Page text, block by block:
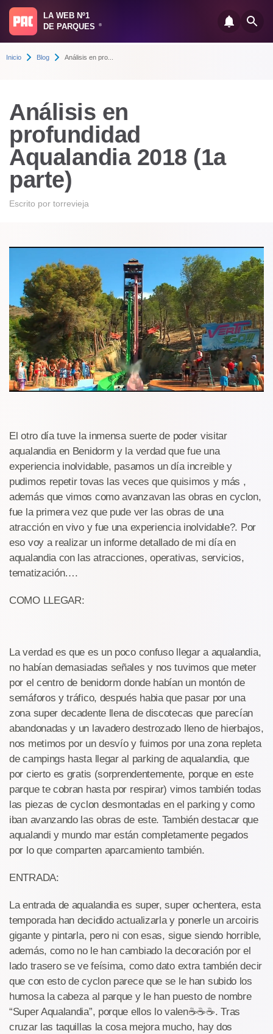
LA WEB Nº1
DE PARQUES
®
Inicio Blog Análisis en pro...
Análisis en
profundidad
Aqualandia 2018 (1a
parte)
Escrito por torrevieja
El otro día tuve la inmensa suerte de poder visitar
aqualandia en Benidorm y la verdad que fue una
experiencia inolvidable, pasamos un día increible y
pudimos repetir tovas las veces que quisimos y más ,
además que vimos como avanzavan las obras en cyclon,
fue la primera vez que pude ver las obras de una
atracción en vivo y fue una experiencia inolvidable?. Por
eso voy a realizar un informe detallado de mi día en
aqualandia con las atracciones, operativas, servicios,
tematización….
COMO LLEGAR:
La verdad es que es un poco confuso llegar a aqualandia,
no habían demasiadas señales y nos tuvimos que meter
por el centro de benidorm donde habían un montón de
semáforos y tráfico, después habia que pasar por una
zona super decadente llena de discotecas que parecían
abandonadas y un lavadero destrozado lleno de hierbajos,
nos metimos por un desvío y fuimos por una zona repleta
de campings hasta llegar al parking de aqualandia, que
por cierto es gratis (sorprendentemente, porque en este
parque te cobran hasta por respirar) vimos también todas
las piezas de cyclon desmontadas en el parking y como
iban avanzando las obras de este. También destacar que
aqualandi y mundo mar están completamente pegados
por lo que comparten aparcamiento también.
ENTRADA:
La entrada de aqualandia es super, super ochentera, esta
temporada han decidido actualizarla y ponerle un arcoiris
gigante y pintarla, pero ni con esas, sigue siendo horrible,
además, como no le han cambiado la decoración por el
lado trasero se ve feísima, como dato extra también decir
que con esto de cyclon parece que se le han subido los
humosa la cabeza al parque y le han puesto de nombre
“Super Aqualandia”, porque ellos lo valen☕☕☕. Tras
cruzar las taquillas la cosa mejora mucho, hay dos